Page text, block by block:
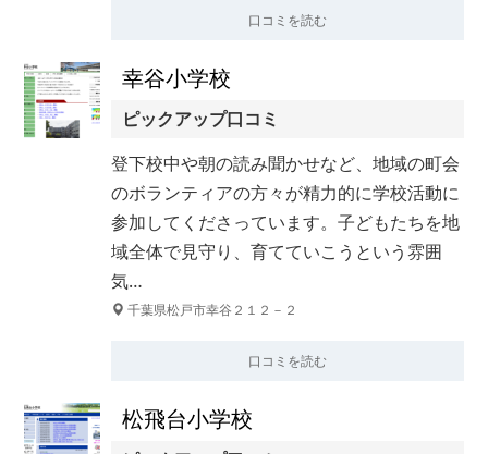
口コミを読む
幸谷小学校
ピックアップ口コミ
登下校中や朝の読み聞かせなど、地域の町会
のボランティアの方々が精力的に学校活動に
参加してくださっています。子どもたちを地
域全体で見守り、育てていこうという雰囲
気…
千葉県松戸市幸谷２１２－２
口コミを読む
松飛台小学校